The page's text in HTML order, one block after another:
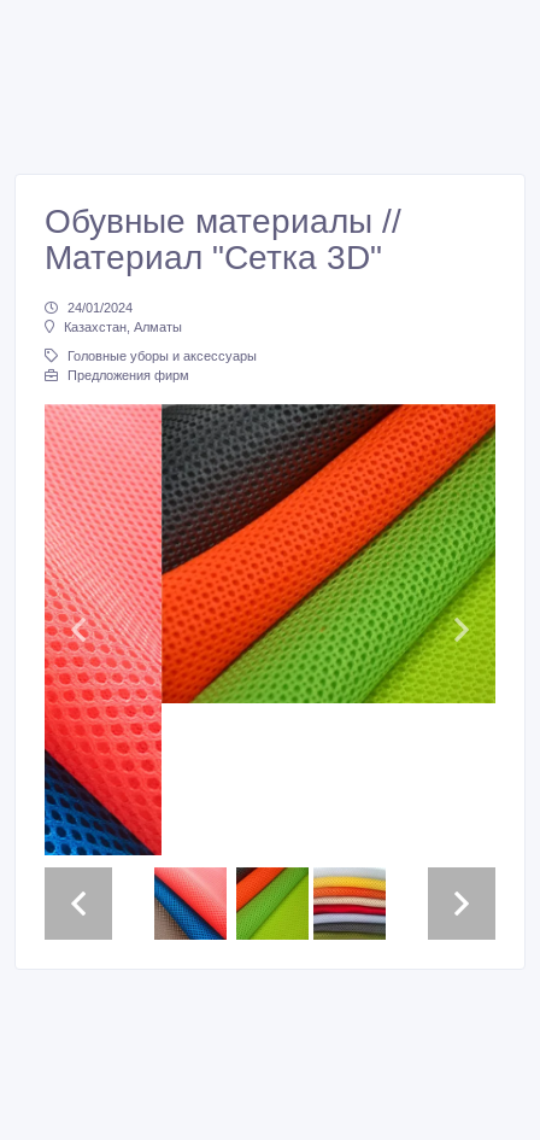
Обувные материалы //
Материал "Сетка 3D"
24/01/2024
Казахстан, Алматы
Головные уборы и аксессуары
Предложения фирм